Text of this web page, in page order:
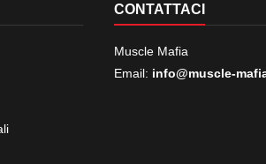
CONTATTACI
Muscle Mafia
Email: info@muscle-